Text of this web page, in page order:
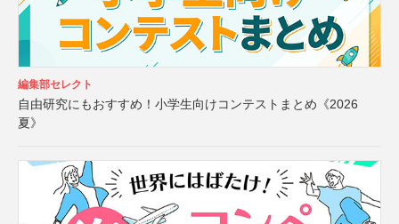
編集部セレクト
自由研究にもおすすめ！小学生向けコンテストまとめ《2026
夏》